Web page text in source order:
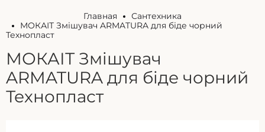
Главная
Сантехника
МОКАІТ Змішувач ARMATURA для біде чорний
Технопласт
МОКАІТ Змішувач
ARMATURA для біде чорний
Технопласт